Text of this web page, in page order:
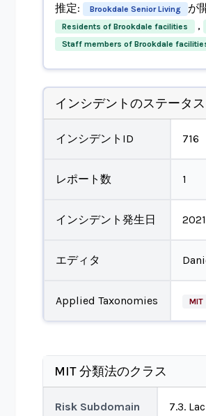
推定: Brookdale Senior Living が
Residents of Brookdale facilities ,
Staff members of Brookdale
インシデントのステータス
インシデントID 716
レポート数 1
インシデント発生日
エディタ
Applied Taxonomies MIT
MIT 分類法のクラス
Risk Subdomain
7.3.